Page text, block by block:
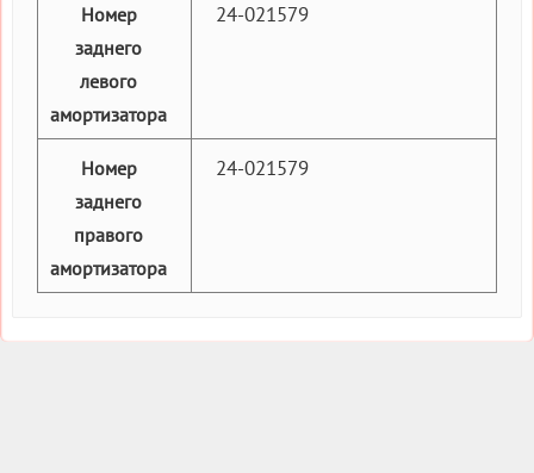
Номер
заднего
левого
амортизатора
24-021579
Номер
заднего
правого
амортизатора
24-021579